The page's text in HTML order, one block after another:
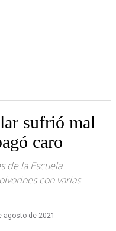
sufrió mal
caro
de la Escuela
con varias
agosto de 2021